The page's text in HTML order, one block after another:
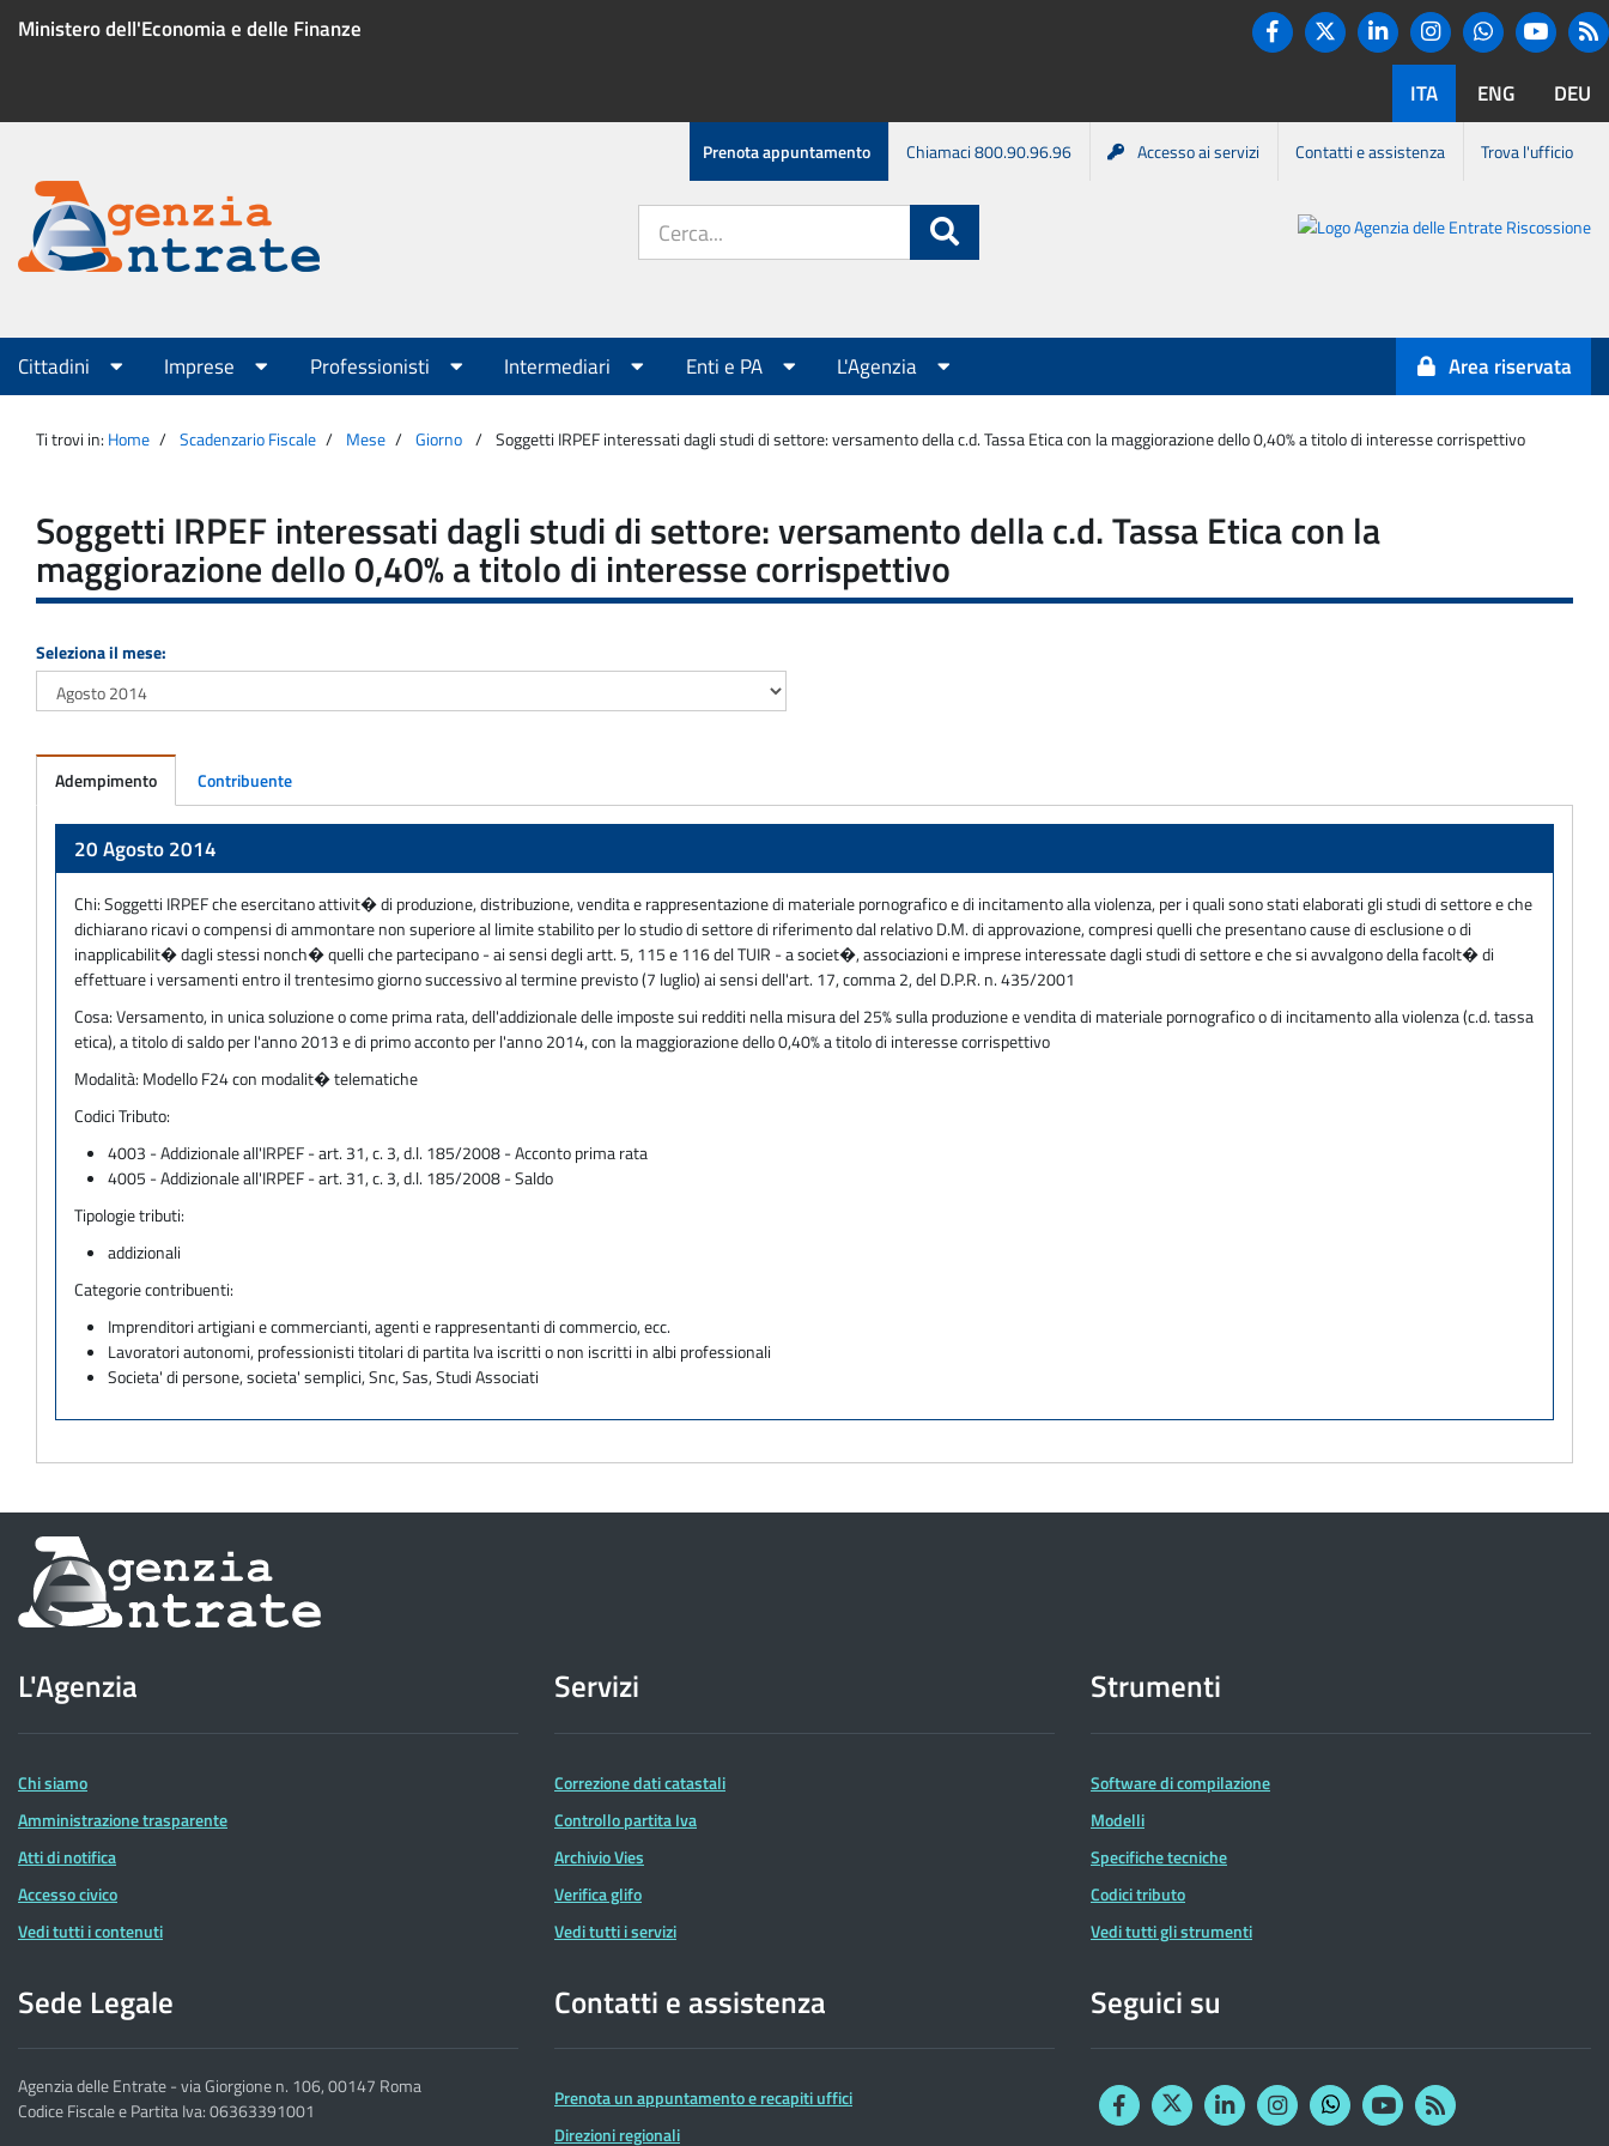
Ministero dell'Economia e delle Finanze
Twitter
LinkedinInstagram
ITA ENG DEU
Menu
servizio
Prenota appuntamento Chiamaci 800.90.96.96 Accesso ai servizi Contatti e assistenza Trova l'ufficio
Agenzia
Entrate
sito:
Agenzia
Entrate-
Riscossione
Menu
principale
Cittadini Imprese Professionisti Intermediari Enti e PA L'Agenzia Area riservata
Ti trovi in: Home Scadenzario Fiscale Mese Giorno Soggetti IRPEF interessati dagli studi di settore: versamento della c.d. Tassa Etica con la maggiorazione dello 0,40% a titolo di interesse corrispettivo
Soggetti IRPEF interessati dagli studi di settore: versamento della c.d. Tassa Etica con la
maggiorazione dello 0,40% a titolo di interesse corrispettivo
Seleziona il mese:
Adempimento Contribuente
20 Agosto 2014
Chi:Soggetti IRPEF che esercitano attivit� di produzione, distribuzione, vendita e rappresentazione di materiale pornografico e di incitamento alla violenza, per i quali sono stati elaborati gli studi di settore e che
dichiarano ricavi o compensi di ammontare non superiore al limite stabilito per lo studio di settore di riferimento dal relativo D.M. di approvazione, compresi quelli che presentano cause di esclusione o di
inapplicabilit� dagli stessi nonch� quelli che partecipano - ai sensi degli artt. 5, 115 e 116 del TUIR - a societ�, associazioni e imprese interessate dagli studi di settore e che si avvalgono della facolt� di
effettuare i versamenti entro il trentesimo giorno successivo al termine previsto (7 luglio) ai sensi dell'art. 17, comma 2, del D.P.R. n. 435/2001
Cosa:Versamento, in unica soluzione o come prima rata, dell'addizionale delle imposte sui redditi nella misura del 25% sulla produzione e vendita di materiale pornografico o di incitamento alla violenza (c.d. tassa
etica), a titolo di saldo per l'anno 2013 e di primo acconto per l'anno 2014, con la maggiorazione dello 0,40% a titolo di interesse corrispettivo
Modalità: Modello F24 con modalit� telematiche
Codici Tributo:
4003 - Addizionale all'IRPEF - art. 31, c. 3, d.l. 185/2008 - Acconto prima rata
4005 - Addizionale all'IRPEF - art. 31, c. 3, d.l. 185/2008 - Saldo
Tipologie tributi:
addizionali
Categorie contribuenti:
Imprenditori artigiani e commercianti, agenti e rappresentanti di commercio, ecc.
Lavoratori autonomi, professionisti titolari di partita Iva iscritti o non iscritti in albi professionali
Societa' di persone, societa' semplici, Snc, Sas, Studi Associati
Informazioni
sul
dell'Agenzia
delle
Entrate
L'Agenzia
Chi siamo
Amministrazione trasparente
Atti di notifica
Accesso civico
Vedi tutti i contenuti
Servizi
Correzione dati catastali
Controllo partita Iva
Archivio Vies
Verifica glifo
Vedi tutti i servizi
Strumenti
Software di compilazione
Modelli
Specifiche tecniche
Codici tributo
Vedi tutti gli strumenti
Sede Legale
Agenzia delle Entrate - via Giorgione n. 106, 00147 Roma
Codice Fiscale e Partita Iva: 06363391001
Contatti e assistenza
Prenota un appuntamento e recapiti uffici
Direzioni regionali
Seguici su
FacebookTwitterLinkedinInstagram
YouTubeRSS